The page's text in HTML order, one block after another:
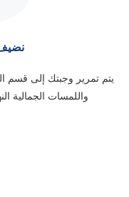
نضيف
يتم تمرير وجبتك إلى قسم
واللمسات الجمالية